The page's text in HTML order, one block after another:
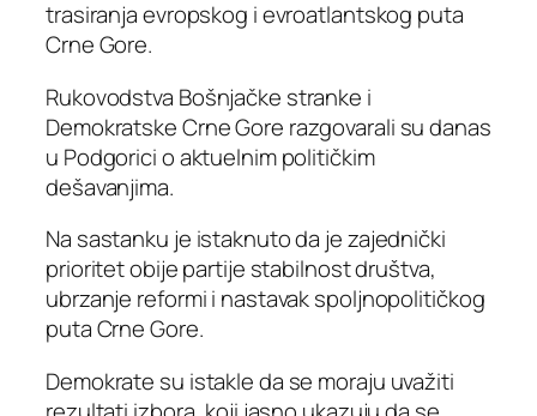
trasiranja evropskog i evroatlantskog puta
Crne Gore.
Rukovodstva Bošnjačke stranke i
Demokratske Crne Gore razgovarali su danas
u Podgorici o aktuelnim političkim
dešavanjima.
Na sastanku je istaknuto da je zajednički
prioritet obije partije stabilnost društva,
ubrzanje reformi i nastavak spoljnopolitičkog
puta Crne Gore.
Demokrate su istakle da se moraju uvažiti